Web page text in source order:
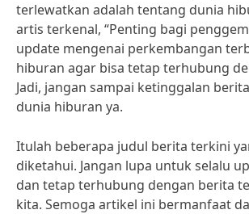
terlewatkan adalah tentang dunia
artis terkenal, “Penting bagi
update mengenai perkembangan
hiburan agar bisa tetap terhubung
Jadi, jangan sampai ketinggalan
dunia hiburan ya.
Itulah beberapa judul berita terkini
diketahui. Jangan lupa untuk selalu
dan tetap terhubung dengan berita
kita. Semoga artikel ini bermanfaat